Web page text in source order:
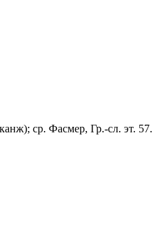
ср. Фасмер, Гр.-сл. эт. 57.